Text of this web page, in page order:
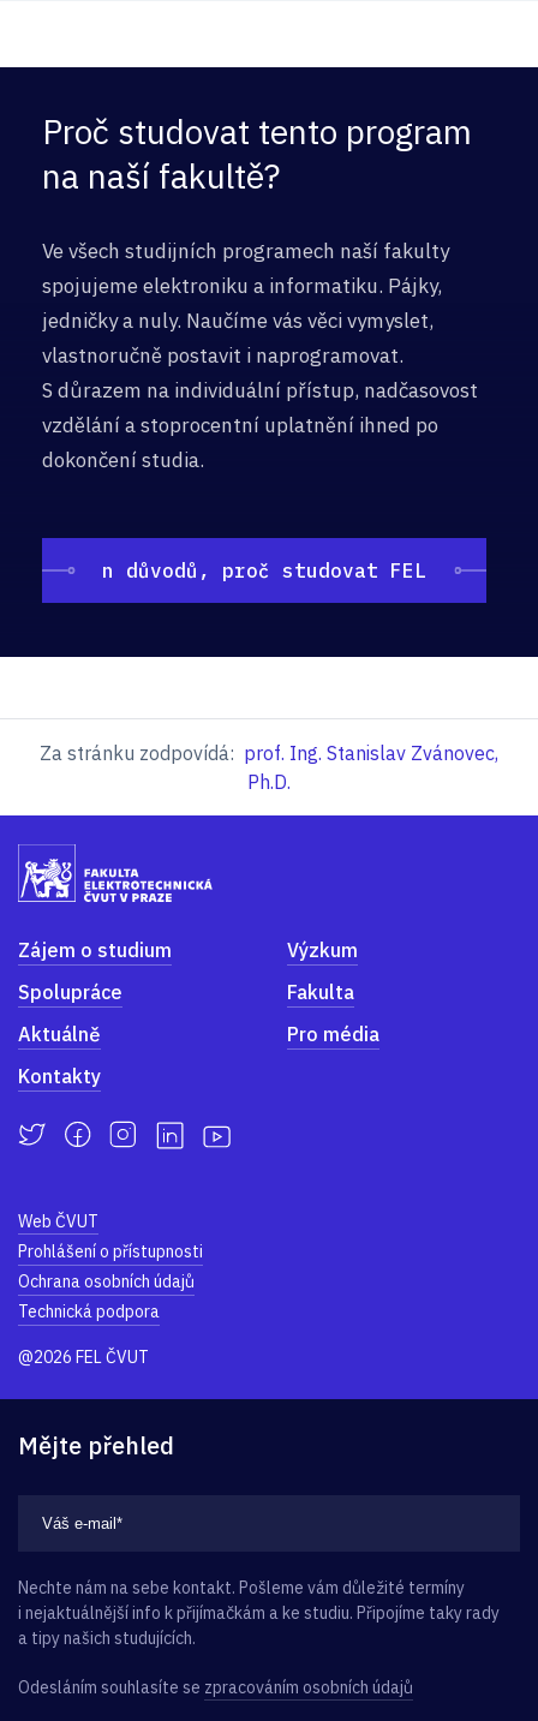
Proč studovat tento program
na naší fakultě?
Ve všech studijních programech naší fakulty
spojujeme elektroniku a informatiku. Pájky,
jedničky a nuly. Naučíme vás věci vymyslet,
vlastnoručně postavit i naprogramovat.
S důrazem na individuální přístup, nadčasovost
vzdělání a stoprocentní uplatnění ihned po
dokončení studia.
n důvodů, proč studovat FEL
Za stránku zodpovídá: prof. Ing. Stanislav Zvánovec,
Ph.D.
Zájem o studium
Výzkum
Spolupráce
Fakulta
Aktuálně
Pro média
Kontakty
Web ČVUT
Prohlášení o přístupnosti
Ochrana osobních údajů
Technická podpora
@2026 FEL ČVUT
Mějte přehled
Nechte nám na sebe kontakt. Pošleme vám důležité termíny
i nejaktuálnější info k přijímačkám a ke studiu. Připojíme taky rady
a tipy našich studujících.
Odesláním souhlasíte se zpracováním osobních údajů